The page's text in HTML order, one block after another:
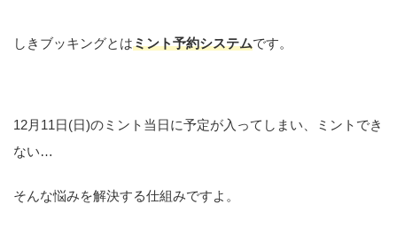
しきブッキングとはミント予約システムです。
12月11日(日)のミント当日に予定が入ってしまい、ミントでき
ない…
そんな悩みを解決する仕組みですよ。